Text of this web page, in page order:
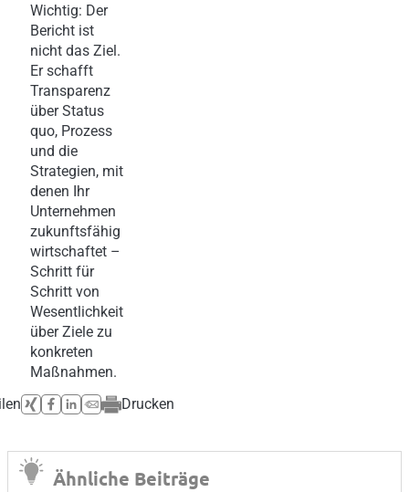
Wichtig: Der
Bericht ist
nicht das Ziel.
Er schafft
Transparenz
über Status
quo, Prozess
und die
Strategien, mit
denen Ihr
Unternehmen
zukunftsfähig
wirtschaftet –
Schritt für
Schritt von
Wesentlichkeit
über Ziele zu
konkreten
Maßnahmen.
Drucken
Ähnliche Beiträge